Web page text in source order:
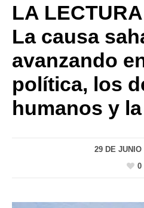
LA
La causa
avanzando
política, los
humanos y
29 DE JUNIO
0